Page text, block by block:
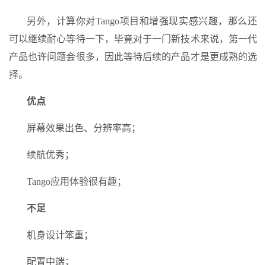
另外，计算你对Tango项目和增强现实感兴趣，那么还
可以继续耐心等待一下，毕竟对于一门新技术来说，第一代
产品也许问题会很多，因此等待后续的产品才是更成熟的选
择。
优点
屏幕效果出色、分辨率高；
续航优秀；
Tango应用体验很有趣；
不足
机身设计笨重；
配置中端；